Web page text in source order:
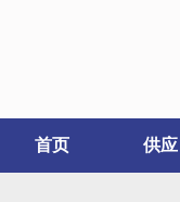
首页 供应